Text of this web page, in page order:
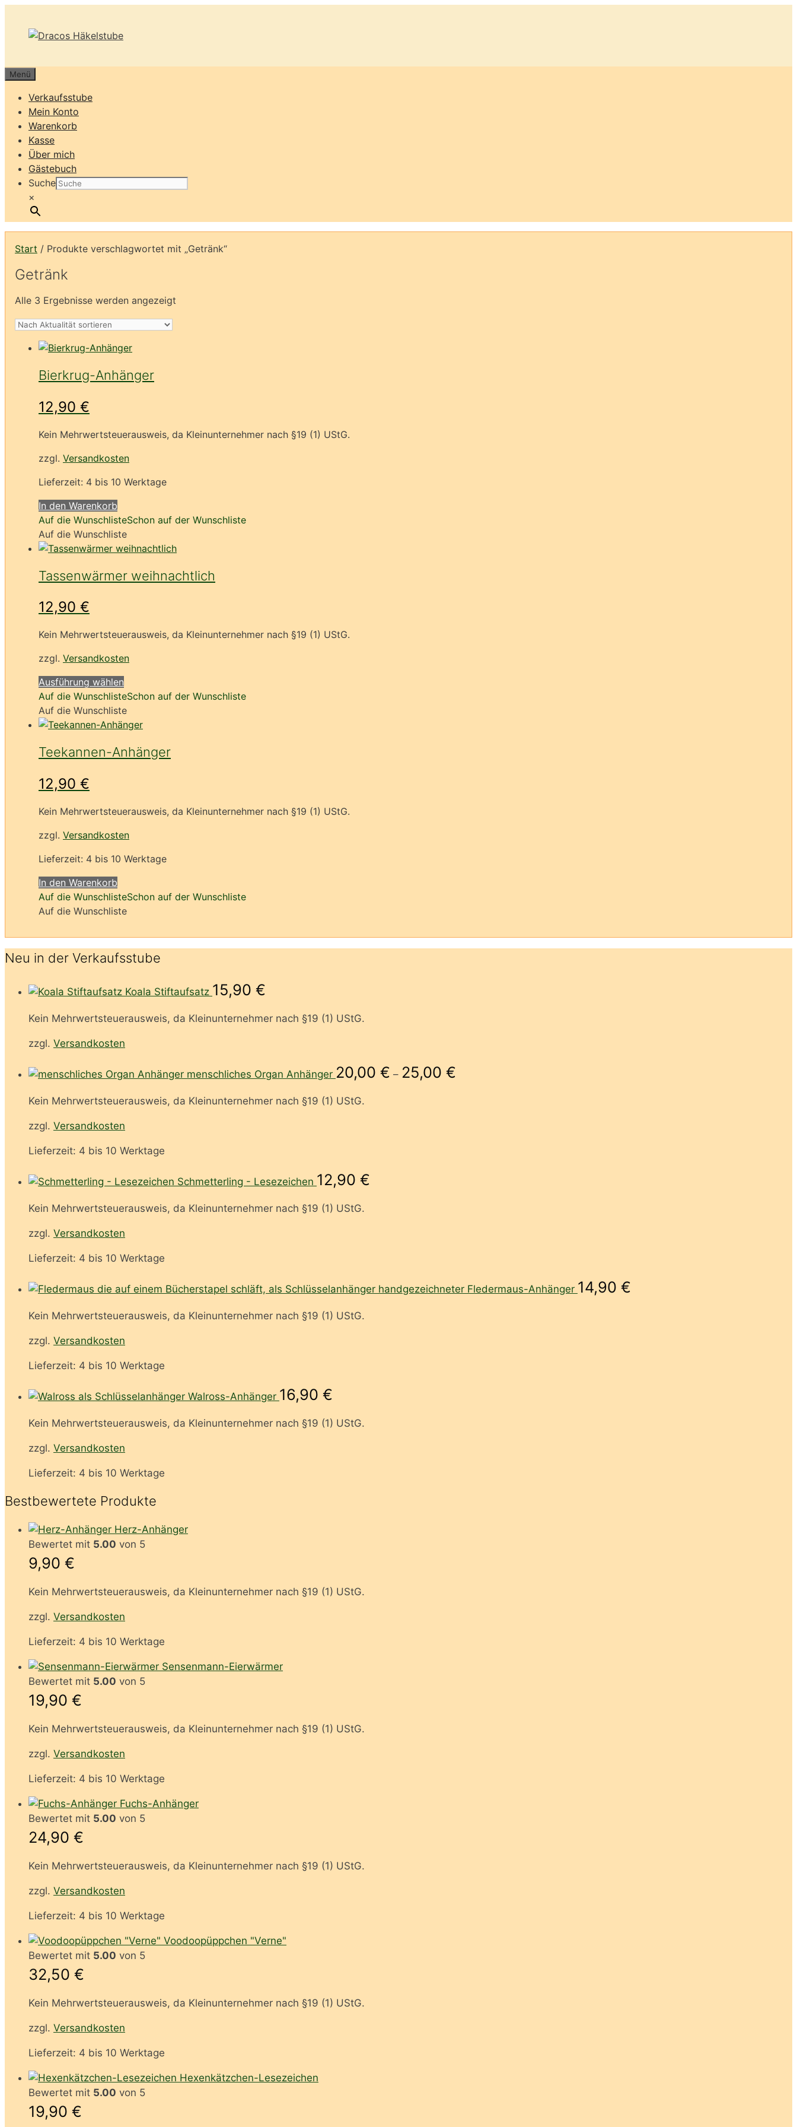
springen
Menü
Verkaufsstube
Mein Konto
Warenkorb
Kasse
Über mich
Gästebuch
Suche
×
Start / Produkte verschlagwortet mit „Getränk“
Getränk
Alle 3 Ergebnisse werden angezeigt
Bierkrug-Anhänger
12,90 €
Kein Mehrwertsteuerausweis, da Kleinunternehmer nach §19 (1) UStG.
zzgl. Versandkosten
Lieferzeit: 4 bis 10 Werktage
In den Warenkorb
Auf die WunschlisteSchon auf der Wunschliste
Auf die Wunschliste
Tassenwärmer weihnachtlich
12,90 €
Kein Mehrwertsteuerausweis, da Kleinunternehmer nach §19 (1) UStG.
zzgl. Versandkosten
Ausführung wählen
Produkt
weist
mehrere
auf.
auf
Produktseite
gewählt
werden
Auf die WunschlisteSchon auf der Wunschliste
Auf die Wunschliste
Teekannen-Anhänger
12,90 €
Kein Mehrwertsteuerausweis, da Kleinunternehmer nach §19 (1) UStG.
zzgl. Versandkosten
Lieferzeit: 4 bis 10 Werktage
In den Warenkorb
Auf die WunschlisteSchon auf der Wunschliste
Auf die Wunschliste
Neu in der Verkaufsstube
Koala Stiftaufsatz 15,90 €
Kein Mehrwertsteuerausweis, da Kleinunternehmer nach §19 (1) UStG.
zzgl. Versandkosten
menschliches Organ Anhänger 20,00 € – 25,00 €
Kein Mehrwertsteuerausweis, da Kleinunternehmer nach §19 (1) UStG.
zzgl. Versandkosten
Lieferzeit: 4 bis 10 Werktage
Schmetterling - Lesezeichen 12,90 €
Kein Mehrwertsteuerausweis, da Kleinunternehmer nach §19 (1) UStG.
zzgl. Versandkosten
Lieferzeit: 4 bis 10 Werktage
handgezeichneter Fledermaus-Anhänger 14,90 €
Kein Mehrwertsteuerausweis, da Kleinunternehmer nach §19 (1) UStG.
zzgl. Versandkosten
Lieferzeit: 4 bis 10 Werktage
Walross-Anhänger 16,90 €
Kein Mehrwertsteuerausweis, da Kleinunternehmer nach §19 (1) UStG.
zzgl. Versandkosten
Lieferzeit: 4 bis 10 Werktage
Bestbewertete Produkte
Herz-Anhänger
Bewertet mit 5.00 von 5
9,90 €
Kein Mehrwertsteuerausweis, da Kleinunternehmer nach §19 (1) UStG.
zzgl. Versandkosten
Lieferzeit: 4 bis 10 Werktage
Sensenmann-Eierwärmer
Bewertet mit 5.00 von 5
19,90 €
Kein Mehrwertsteuerausweis, da Kleinunternehmer nach §19 (1) UStG.
zzgl. Versandkosten
Lieferzeit: 4 bis 10 Werktage
Fuchs-Anhänger
Bewertet mit 5.00 von 5
24,90 €
Kein Mehrwertsteuerausweis, da Kleinunternehmer nach §19 (1) UStG.
zzgl. Versandkosten
Lieferzeit: 4 bis 10 Werktage
Voodoopüppchen "Verne"
Bewertet mit 5.00 von 5
32,50 €
Kein Mehrwertsteuerausweis, da Kleinunternehmer nach §19 (1) UStG.
zzgl. Versandkosten
Lieferzeit: 4 bis 10 Werktage
Hexenkätzchen-Lesezeichen
Bewertet mit 5.00 von 5
19,90 €